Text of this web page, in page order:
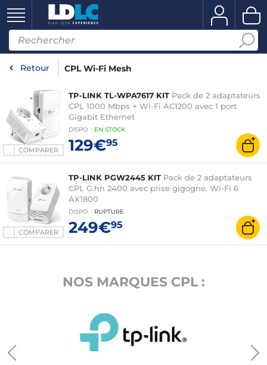
Retour CPL Wi-Fi Mesh
COMPARER
TP-LINK TL-WPA7617 KIT Pack de 2 adaptateurs
CPL 1000 Mbps + Wi-Fi AC1200 avec 1 port
Gigabit Ethernet
DISPO : EN STOCK
129€95
COMPARER
TP-LINK PGW2445 KIT Pack de 2 adaptateurs
CPL G.hn 2400 avec prise gigogne, Wi-Fi 6
AX1800
DISPO : RUPTURE
249€95
NOS MARQUES CPL :